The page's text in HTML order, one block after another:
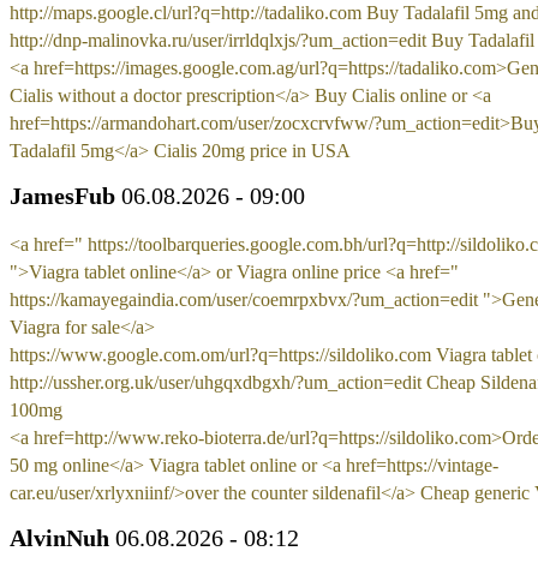
http://maps.google.cl/url?q=http://tadaliko.com Buy Tadalafil 5mg
http://dnp-malinovka.ru/user/irrldqlxjs/?um_action=edit Buy Tadalafil
<a href=https://images.google.com.ag/url?q=https://
Cialis without a doctor prescription</a> Buy Cialis online or <a
href=https://armandohart.com/user/zocxcrvfww/
Tadalafil 5mg</a> Cialis 20mg price in USA
JamesFub 06.08.2026 - 09:00
<a href=" https://toolbarqueries.google.com.bh/url?q=http://
">Viagra tablet online</a> or Viagra online price <a href="
https://kamayegaindia.com/user/coemrpxbvx/?um_action=edit
Viagra for sale</a>
https://www.google.com.om/url?q=https://sildoliko.com Viagra tablet
http://ussher.org.uk/user/uhgqxdbgxh/?um_action=edit Cheap
100mg
<a href=http://www.reko-bioterra.de/url?q=https://
50 mg online</a> Viagra tablet online or <a href=https://vintage-
car.eu/user/xrlyxniinf/>over the counter sildenafil</a> Cheap generic
AlvinNuh 06.08.2026 - 08:12